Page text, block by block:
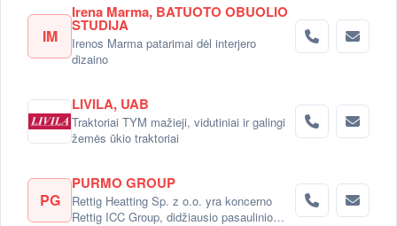
IM
Irena Marma, BATUOTO OBUOLIO
STUDIJA
Irenos Marma patarimai dėl interjero
dizaino
LIVILA, UAB
Traktoriai TYM mažieji, vidutiniai ir galingi
žemės ūkio traktoriai
PG
PURMO GROUP
Rettig Heatting Sp. z o.o. yra koncerno
Rettig ICC Group, didžiausio pasaulinio